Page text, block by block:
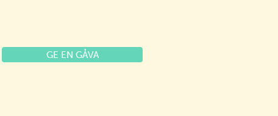
GE EN GÅVA